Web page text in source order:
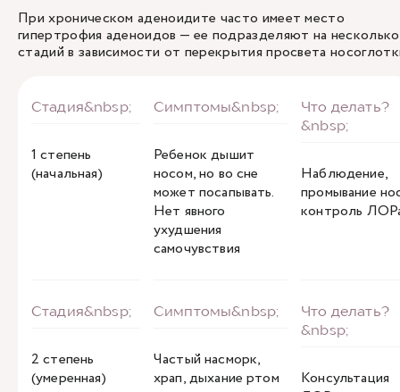
При хроническом аденоидите часто имеет место
гипертрофия аденоидов — ее подразделяют на несколько
стадий в зависимости от перекрытия просвета
1 степень
(начальная)
Ребенок дышит
носом, но во сне
может посапывать.
Нет явного
ухудшения
самочувствия
Наблюдение,
промывание
контроль
2 степень
(умеренная)
Частый насморк,
храп, дыхание ртом
Консультация